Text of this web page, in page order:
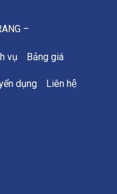
–
vụ Bảng giá
dụng Liên hệ